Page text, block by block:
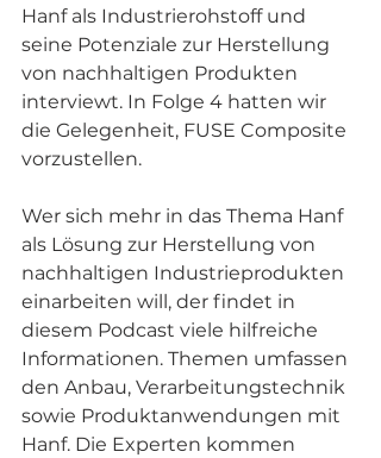
Hanf als Industrierohstoff und
seine Potenziale zur Herstellung
von nachhaltigen Produkten
interviewt. In Folge 4 hatten wir
die Gelegenheit, FUSE Composite
vorzustellen.
Wer sich mehr in das Thema Hanf
als Lösung zur Herstellung von
nachhaltigen Industrieprodukten
einarbeiten will, der findet in
diesem Podcast viele hilfreiche
Informationen. Themen umfassen
den Anbau, Verarbeitungstechnik
sowie Produktanwendungen mit
Hanf. Die Experten kommen